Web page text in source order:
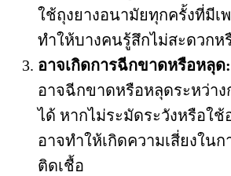
ใช้ถุงยางอนามัยทุกครั้งที่มีเ
ทำให้บางคนรู้สึกไม่สะดวกห
อาจเกิดการฉีกขาดหรือหลุด:
อาจฉีกขาดหรือหลุดระหว่า
ได้ หากไม่ระมัดระวังหรือใช้
อาจทำให้เกิดความเสี่ยงใน
ติดเชื้อ